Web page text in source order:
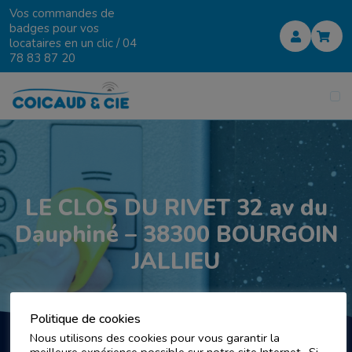
Vos commandes de
badges pour vos
locataires en un clic /04
78 83 87 20
LE CLOS DU RIVET 32 av du
Dauphiné – 38300 BOURGOIN
JALLIEU
Politique de cookies
Nous utilisons des cookies pour vous garantir la